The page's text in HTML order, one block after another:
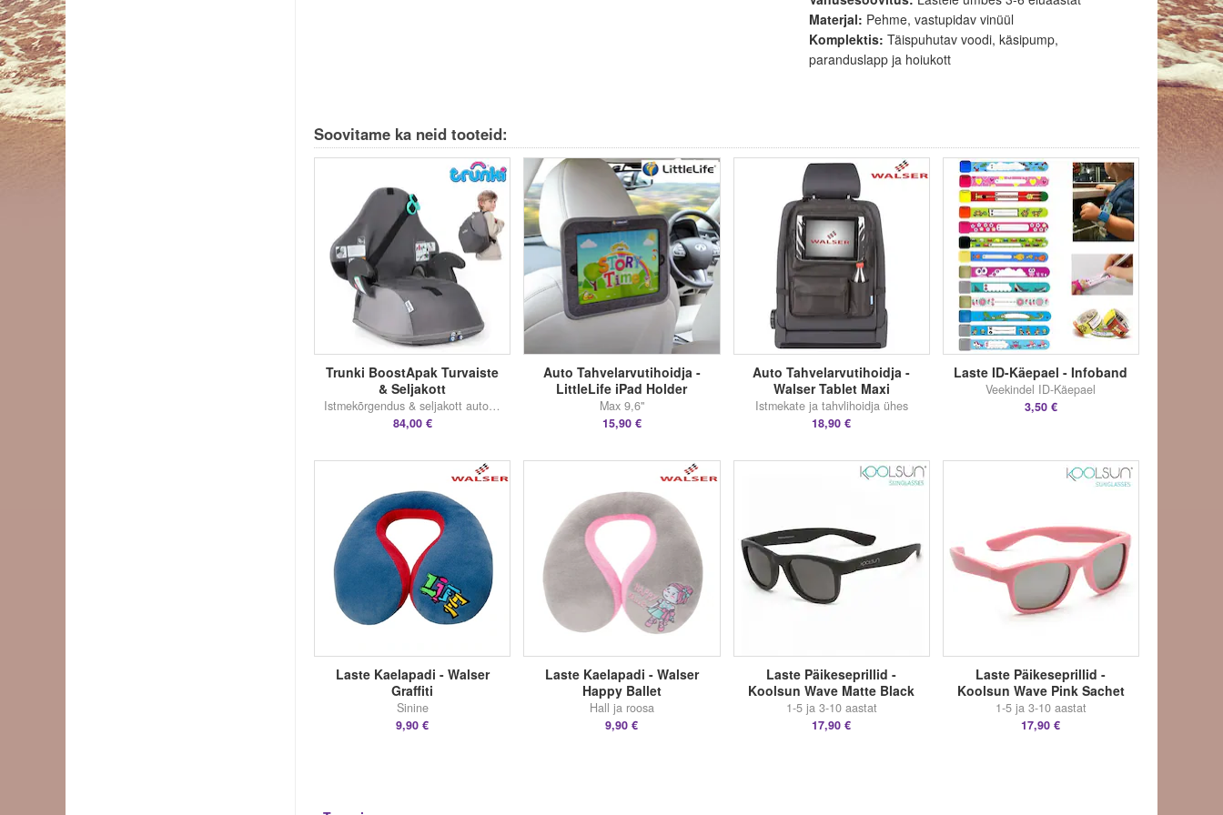
Materjal: Pehme, vastupidav vinüül
Komplektis:Täispuhutav voodi, käsipump,
paranduslapp ja hoiukott
Soovitame ka neid tooteid:
Trunki BoostApak Turvaiste
& Seljakott
Istmekõrgendus & seljakott autosse
84,00 €
Auto Tahvelarvutihoidja -
LittleLife iPad Holder
Max 9,6"
15,90 €
Auto Tahvelarvutihoidja -
Walser Tablet Maxi
Istmekate ja tahvlihoidja ühes
18,90 €
Laste ID-Käepael - Infoband
Veekindel ID-Käepael
3,50 €
Laste Kaelapadi - Walser
Graffiti
Sinine
9,90 €
Laste Kaelapadi - Walser
Happy Ballet
Hall ja roosa
9,90 €
Laste Päikeseprillid -
Koolsun Wave Matte Black
1-5 ja 3-10 aastat
17,90 €
Laste Päikeseprillid -
Koolsun Wave Pink Sachet
1-5 ja 3-10 aastat
17,90 €